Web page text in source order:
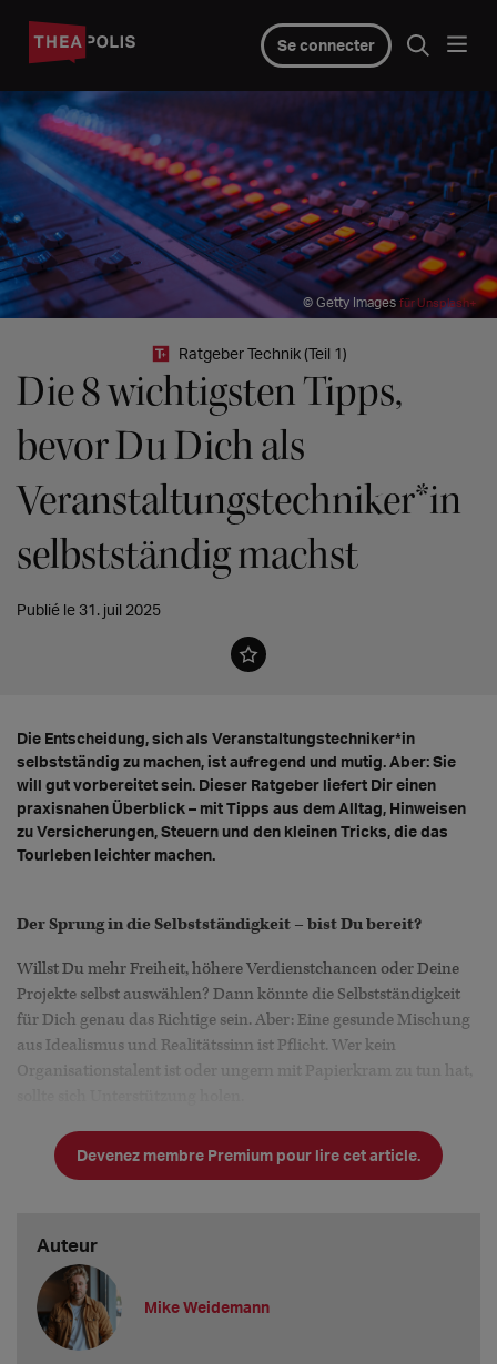
Se connecter
© Getty Images für Unsplash+
Ratgeber Technik (Teil 1)
Die 8 wichtigsten Tipps,
bevor Du Dich als
Veranstaltungstechniker*in
selbstständig machst
Publié le 31. juil 2025
Die Entscheidung, sich als Veranstaltungstechniker*in
selbstständig zu machen, ist aufregend und mutig. Aber: Sie
will gut vorbereitet sein. Dieser Ratgeber liefert Dir einen
praxisnahen Überblick – mit Tipps aus dem Alltag, Hinweisen
zu Versicherungen, Steuern und den kleinen Tricks, die das
Tourleben leichter machen.
Der Sprung in die Selbstständigkeit – bist Du bereit?
Willst Du mehr Freiheit, höhere Verdienstchancen oder Deine
Projekte selbst auswählen? Dann könnte die Selbstständigkeit
für Dich genau das Richtige sein. Aber: Eine gesunde Mischung
aus Idealismus und Realitätssinn ist Pflicht. Wer kein
Organisationstalent ist oder ungern mit Papierkram zu tun hat,
1. Was Du brauchst: Startklar machen
Gewerbeanmeldung:Pflicht für technisch
Devenez membre Premium pour lire cet article.
Auteur
Mike Weidemann